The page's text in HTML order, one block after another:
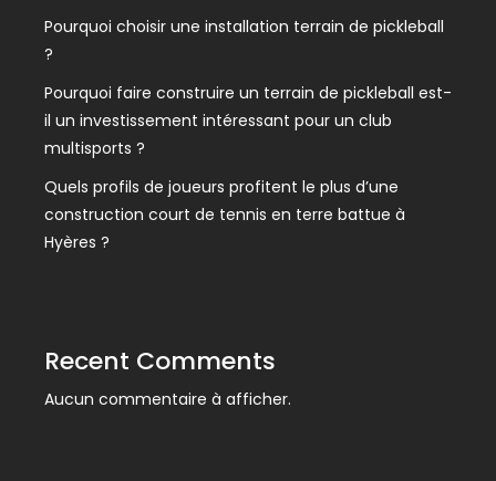
Pourquoi choisir une installation terrain de pickleball
?
Pourquoi faire construire un terrain de pickleball est-
il un investissement intéressant pour un club
multisports ?
Quels profils de joueurs profitent le plus d’une
construction court de tennis en terre battue à
Hyères ?
Recent Comments
Aucun commentaire à afficher.